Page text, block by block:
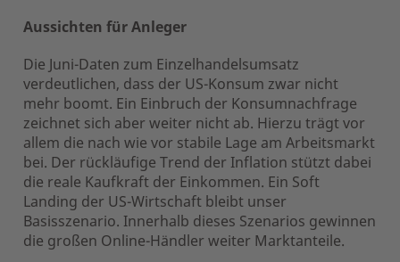
Aussichten für Anleger
Die Juni-Daten zum Einzelhandelsumsatz
verdeutlichen, dass der US-Konsum zwar nicht
mehr boomt. Ein Einbruch der Konsumnachfrage
zeichnet sich aber weiter nicht ab. Hierzu trägt vor
allem die nach wie vor stabile Lage am Arbeitsmarkt
bei. Der rückläufige Trend der Inflation stützt dabei
die reale Kaufkraft der Einkommen. Ein Soft
Landing der US-Wirtschaft bleibt unser
Basisszenario. Innerhalb dieses Szenarios gewinnen
die großen Online-Händler weiter Marktanteile.